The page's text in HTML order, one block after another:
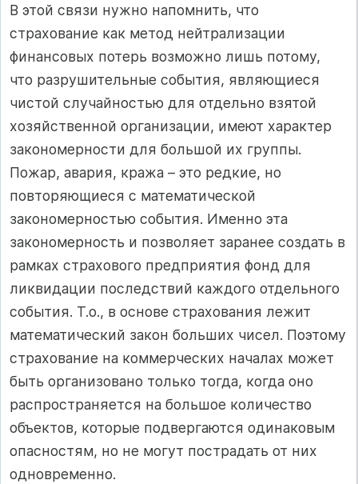
В этой связи нужно напомнить, что
страхование как метод нейтрализации
финансовых потерь возможно лишь потому,
что разрушительные события, являющиеся
чистой случайностью для отдельно взятой
хозяйственной организации, имеют характер
закономерности для большой их группы.
Пожар, авария, кража – это редкие, но
повторяющиеся с математической
закономерностью события. Именно эта
закономерность и позволяет заранее создать в
рамках страхового предприятия фонд для
ликвидации последствий каждого отдельного
события. Т.о., в основе страхования лежит
математический закон больших чисел. Поэтому
страхование на коммерческих началах может
быть организовано только тогда, когда оно
распространяется на большое количество
объектов, которые подвергаются одинаковым
опасностям, но не могут пострадать от них
одновременно.